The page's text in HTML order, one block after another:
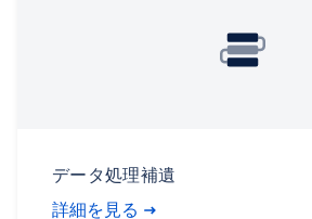
データ処理補遺
詳細を見る